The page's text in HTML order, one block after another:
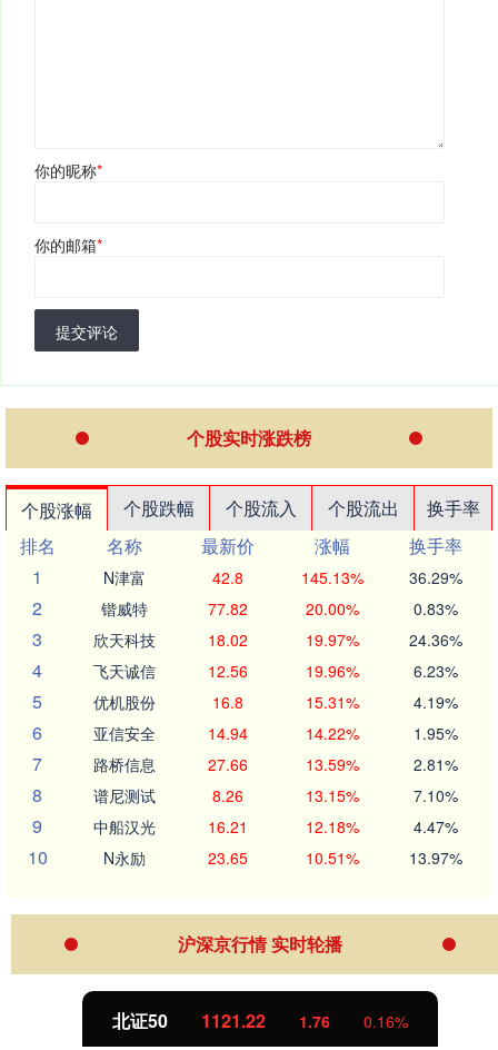
你的昵称*
你的邮箱*
提交评论
个股实时涨跌榜
个股涨幅 个股跌幅 个股流入 个股流出
换手率
排名
名称 最新价 涨幅
换手率
1
N津富 42.8 145.13% 36.29%
2 锴威特 77.82 20.00% 0.83%
3 欣天科技 18.02 19.97% 24.36%
4 飞天诚信 12.56 19.96% 6.23%
5 优机股份 16.8 15.31% 4.19%
6 亚信安全 14.94 14.22% 1.95%
7 路桥信息 27.66 13.59% 2.81%
8 谱尼测试 8.26 13.15% 7.10%
9 中船汉光 16.21 12.18% 4.47%
10 N永励 23.65 10.51% 13.97%
沪深京行情 实时轮播
北证50 1121.22 1.76 0.16%